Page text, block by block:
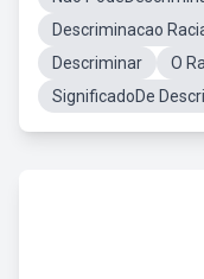
Descriminacao
Descriminar
O
SignificadoDe